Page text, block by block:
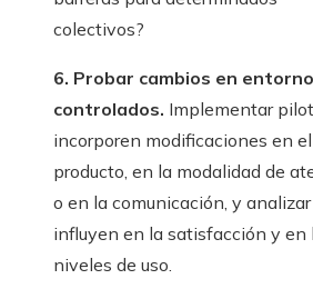
colectivos?
6. Probar cambios en
controlados. Implementar
incorporen modificaciones en el
producto, en la modalidad de
o en la comunicación, y
influyen en la satisfacción y en
niveles de uso.